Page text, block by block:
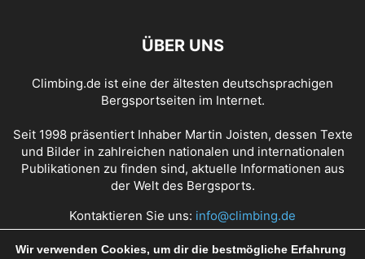
ÜBER UNS
Climbing.de ist eine der ältesten deutschsprachigen
Bergsportseiten im Internet.
Seit 1998 präsentiert Inhaber Martin Joisten, dessen Texte
und Bilder in zahlreichen nationalen und internationalen
Publikationen zu finden sind, aktuelle Informationen aus
der Welt des Bergsports.
Kontaktieren Sie uns: info@climbing.de
Wir verwenden Cookies, um dir die bestmögliche Erfahrung